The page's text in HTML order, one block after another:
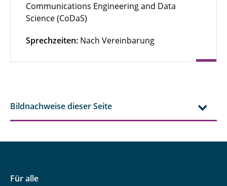
Communications Engineering and Data
Science (CoDaS)
Sprechzeiten: Nach Vereinbarung
Bildnachweise dieser Seite
Für alle